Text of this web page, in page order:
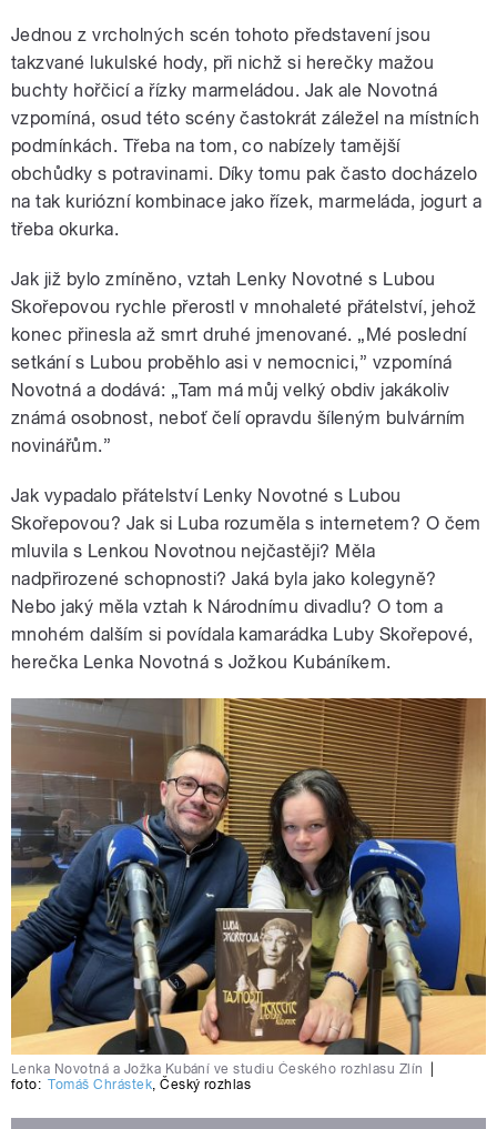
Jednou z vrcholných scén tohoto představení jsou
takzvané lukulské hody, při nichž si herečky mažou
buchty hořčicí a řízky marmeládou. Jak ale Novotná
vzpomíná, osud této scény častokrát záležel na místních
podmínkách. Třeba na tom, co nabízely tamější
obchůdky s potravinami. Díky tomu pak často docházelo
na tak kuriózní kombinace jako řízek, marmeláda, jogurt a
třeba okurka.
Jak již bylo zmíněno, vztah Lenky Novotné s Lubou
Skořepovou rychle přerostl v mnohaleté přátelství, jehož
konec přinesla až smrt druhé jmenované. „Mé poslední
setkání s Lubou proběhlo asi v nemocnici,” vzpomíná
Novotná a dodává: „Tam má můj velký obdiv jakákoliv
známá osobnost, neboť čelí opravdu šíleným bulvárním
novinářům.”
Jak vypadalo přátelství Lenky Novotné s Lubou
Skořepovou? Jak si Luba rozuměla s internetem? O čem
mluvila s Lenkou Novotnou nejčastěji? Měla
nadpřirozené schopnosti? Jaká byla jako kolegyně?
Nebo jaký měla vztah k Národnímu divadlu? O tom a
mnohém dalším si povídala kamarádka Luby Skořepové,
herečka Lenka Novotná s Jožkou Kubáníkem.
Lenka Novotná a Jožka Kubání ve studiu Českého rozhlasu Zlín
foto: Tomáš Chrástek,Český rozhlas